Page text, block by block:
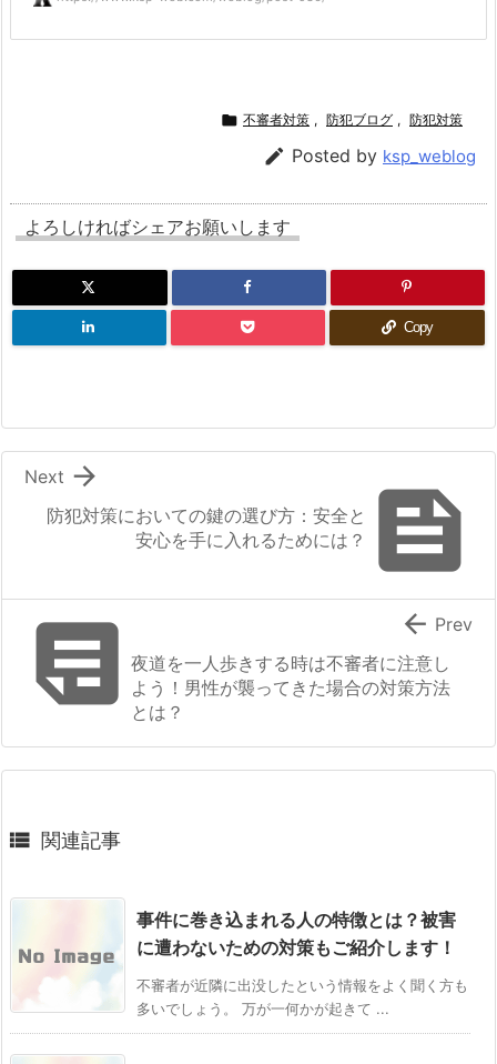
 不審者対策 , 防犯ブログ , 防犯対策
 Posted by ksp_weblog
よろしければシェアお願いします
Copy

防犯対策においての鍵の選び方：安全と
安心を手に入れるためには？

Next
夜道を一人歩きする時は不審者に注意し
よう！男性が襲ってきた場合の対策方法
とは？
 Prev
 関連記事
事件に巻き込まれる人の特徴とは？被害
に遭わないための対策もご紹介します！
不審者が近隣に出没したという情報をよく聞く方も
多いでしょう。 万が一何かが起きて ...